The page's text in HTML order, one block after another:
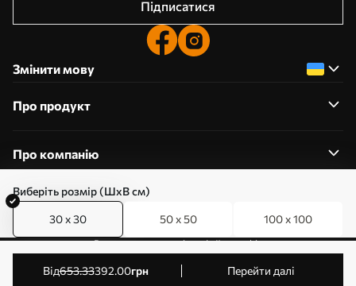
Виберіть розмір (ШхВ см)
30 x 30 50 x 50 100 x 100
від653.33392.00грн Перейти далі
Підписатися
Змінити мову
Про продукт
Про компанію
0800357223
Редагування дозволів на файли cookie
© 2011-2026 Art-holst. Усі права захищені. Власник:
ТОВ “КЛЄВЄР”. Код ЄДРПОУ: 31780602.